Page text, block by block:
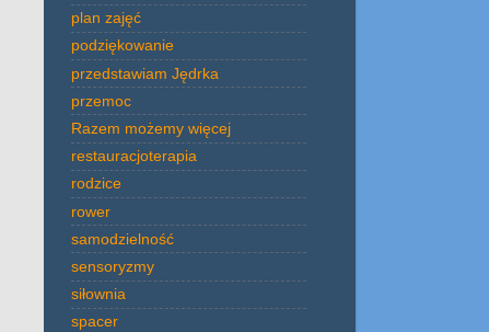
plan zajęć
podziękowanie
przedstawiam Jędrka
przemoc
Razem możemy więcej
restauracjoterapia
rodzice
rower
samodzielność
sensoryzmy
siłownia
spacer